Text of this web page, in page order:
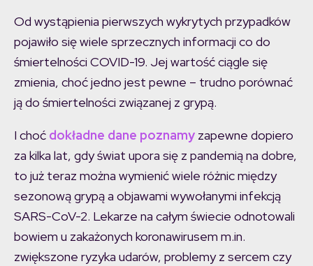
Od wystąpienia pierwszych wykrytych przypadków
pojawiło się wiele sprzecznych informacji co do
śmiertelności COVID-19. Jej wartość ciągle się
zmienia, choć jedno jest pewne – trudno porównać
ją do śmiertelności związanej z grypą.
I choć dokładne dane poznamy zapewne dopiero
za kilka lat, gdy świat upora się z pandemią na dobre,
to już teraz można wymienić wiele różnic między
sezonową grypą a objawami wywołanymi infekcją
SARS-CoV-2. Lekarze na całym świecie odnotowali
bowiem u zakażonych koronawirusem m.in.
zwiększone ryzyka udarów, problemy z sercem czy